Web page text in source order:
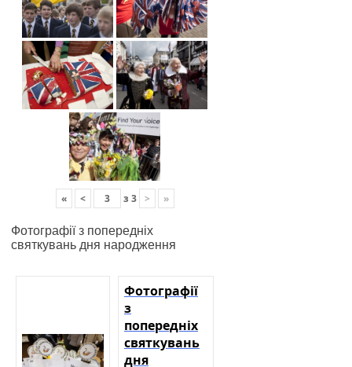
« < з 3 > »
Фотографії з попередніх
святкувань дня народження
Фотографії
з
попередніх
святкувань
дня